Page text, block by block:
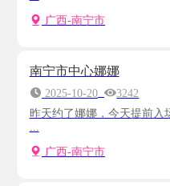
广西-南宁市
南宁市中心娜娜
2025-10-20
3242
昨天约了娜娜，今天提前入
广西-南宁市